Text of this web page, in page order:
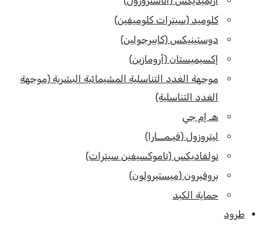
كلوميد (سيترات كلوميفين)
دوستينيكس (كابيرجولين)
إكسيميستان (أرومازين)
موجهة الغدد التناسلية المشيمائية البشرية (موجهة
الغدد التناسلية)
هـ إم جي
ليتروزول (فيـمـــارا)
نولفاديكس (تاموكسيفين سيترات)
بروفيرون (ميستيرولون)
حماية الكبد
طرود